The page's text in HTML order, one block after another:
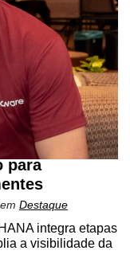
para
em Destaque
integra etapas
a visibilidade da